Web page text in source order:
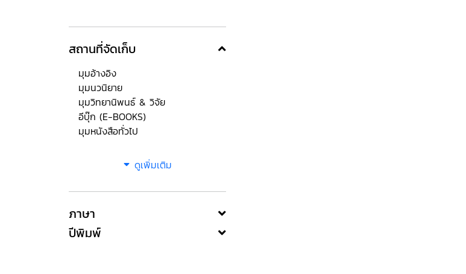
สถานที่จัดเก็บ
มุมอ้างอิง
มุมนวนิยาย
มุมวิทยานิพนธ์ & วิจัย
อีบุ๊ก (E-BOOKS)
มุมหนังสือทั่วไป
ดูเพิ่มเติม
ภาษา
ปีพิมพ์